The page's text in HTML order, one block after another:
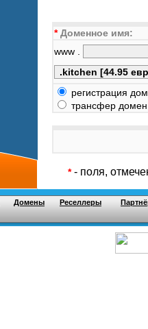
*Доменное имя:
www .
регистрация
трансфер
*- поля,
Домены Реселлеры